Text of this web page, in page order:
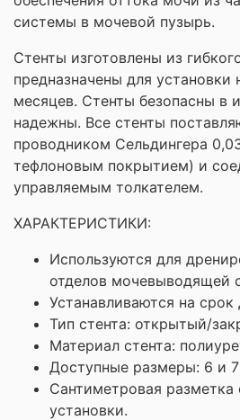
системы в мочевой пузырь.
Стенты изготовлены из
предназначены для установки
месяцев. Стенты безопасны в
надежны. Все стенты
проводником Сельдингера
тефлоновым покрытием) и
управляемым толкателем.
ХАРАКТЕРИСТИКИ:
Используются для
отделов мочевыводящей
Устанавливаются на
Тип стента: открытый/
Материал стента:
Доступные размеры: 6 и 7
Сантиметровая разметка
установки.